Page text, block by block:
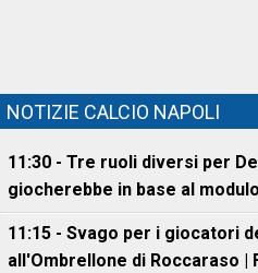
NOTIZIE CALCIO NAPOLI
11:30 - Tre ruoli diversi per
giocherebbe in base al modulo
11:15 - Svago per i giocatori
all'Ombrellone di Roccaraso |